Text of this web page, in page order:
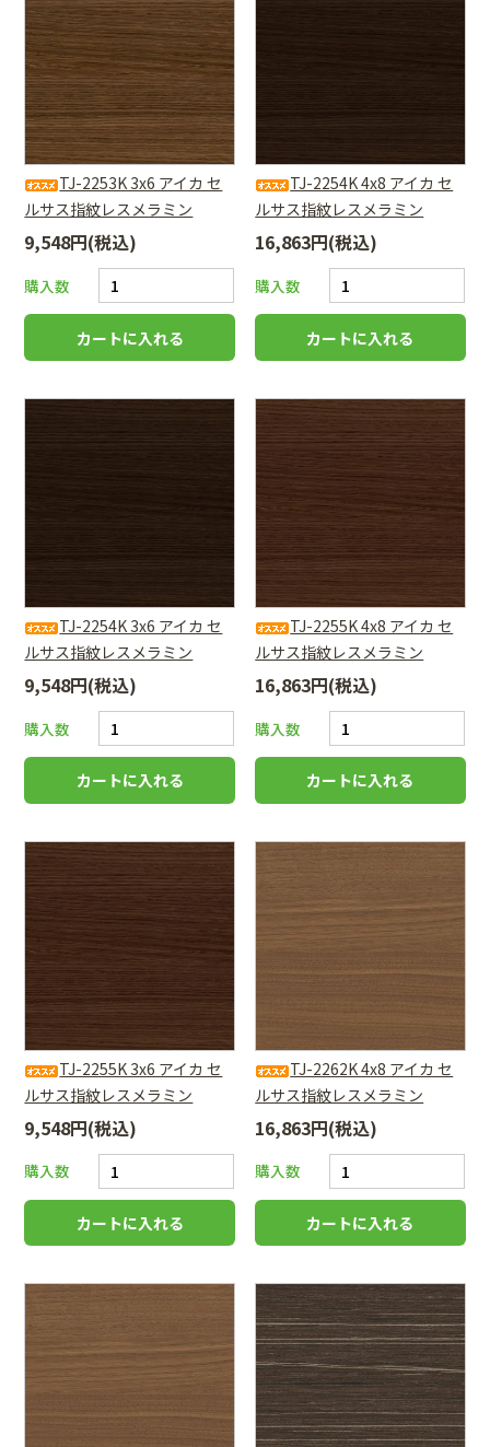
TJ-2253K 3x6 アイカ セ
ルサス指紋レスメラミン
9,548円(税込)
購入数
TJ-2254K 4x8 アイカ セ
ルサス指紋レスメラミン
16,863円(税込)
購入数
TJ-2254K 3x6 アイカ セ
ルサス指紋レスメラミン
9,548円(税込)
購入数
TJ-2255K 4x8 アイカ セ
ルサス指紋レスメラミン
16,863円(税込)
購入数
TJ-2255K 3x6 アイカ セ
ルサス指紋レスメラミン
9,548円(税込)
購入数
TJ-2262K 4x8 アイカ セ
ルサス指紋レスメラミン
16,863円(税込)
購入数